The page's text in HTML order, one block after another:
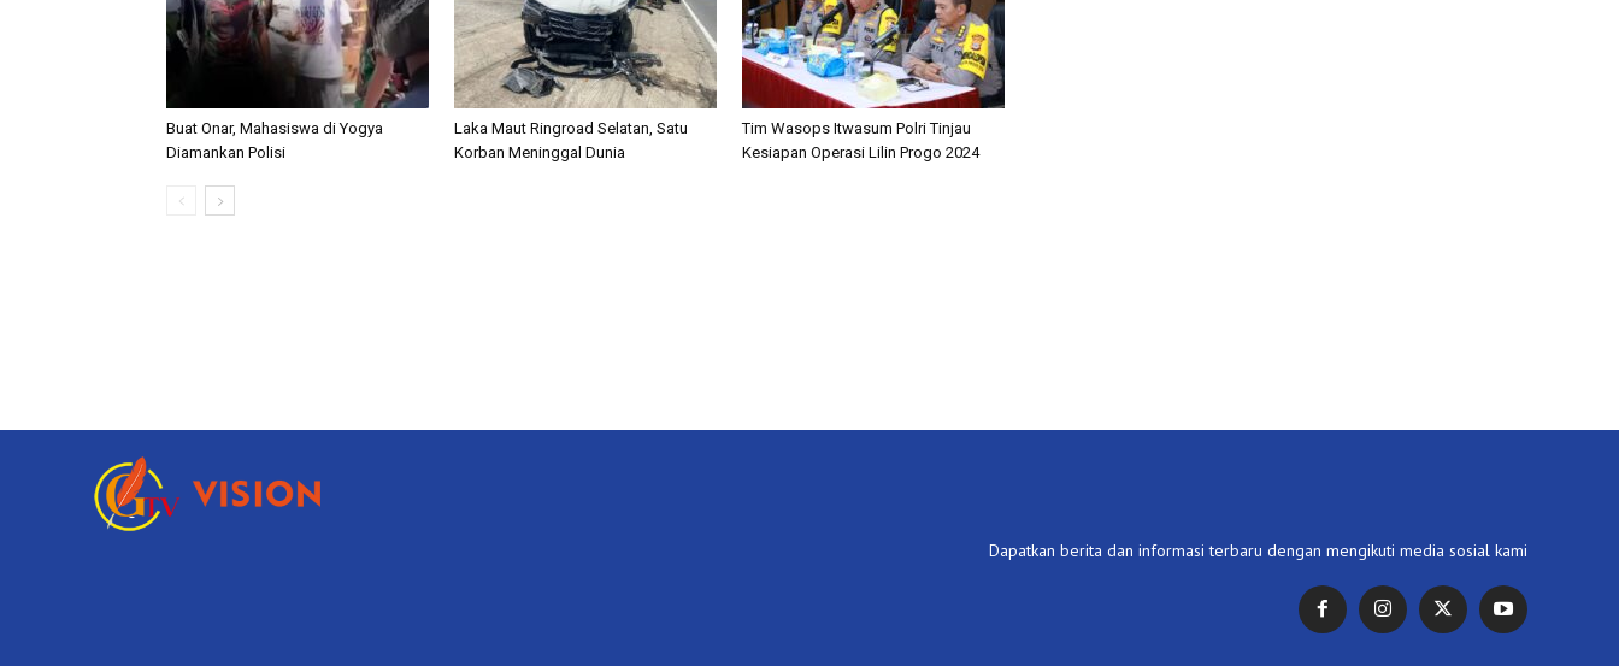
Buat Onar, Mahasiswa di Yogya
Diamankan Polisi
Laka Maut Ringroad Selatan, Satu
Korban Meninggal Dunia
Tim Wasops Itwasum Polri Tinjau
Kesiapan Operasi Lilin Progo 2024
Dapatkan berita dan informasi terbaru dengan mengikuti media sosial kami